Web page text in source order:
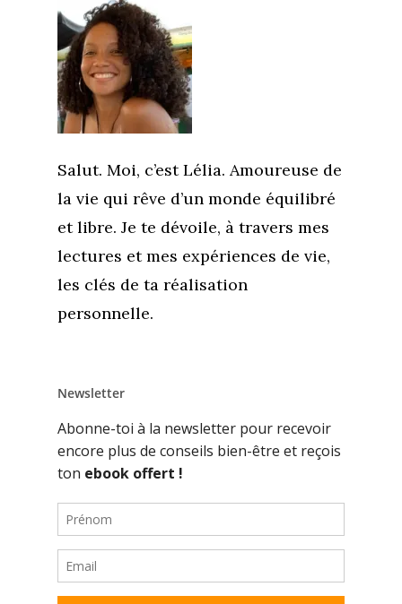
Salut. Moi, c’est Lélia. Amoureuse de
la vie qui rêve d’un monde équilibré
et libre. Je te dévoile, à travers mes
lectures et mes expériences de vie,
les clés de ta réalisation
personnelle.
Newsletter